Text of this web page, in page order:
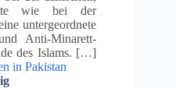
wie bei der
untergeordnete
Anti-Minarett-
des Islams. […]
in Pakistan